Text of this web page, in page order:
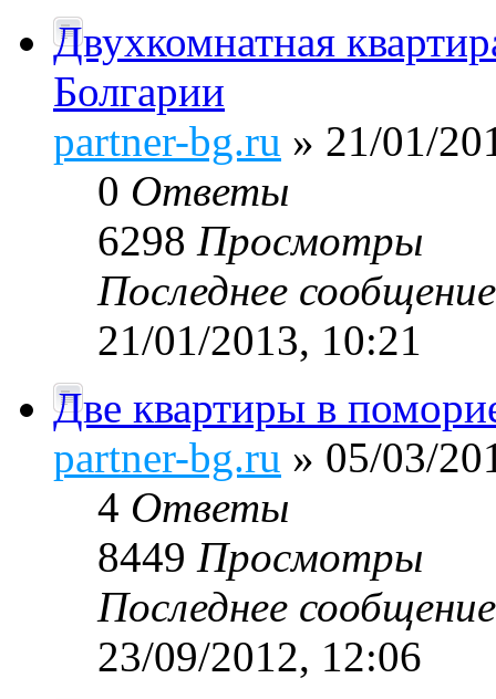
Двухкомнатная
Болгарии
partner-bg.ru » 21/01/
0 Ответы
6298 Просмотры
Последнее
21/01/2013, 10:21
Две квартиры в
partner-bg.ru » 05/03/
4 Ответы
8449 Просмотры
Последнее
23/09/2012, 12:06